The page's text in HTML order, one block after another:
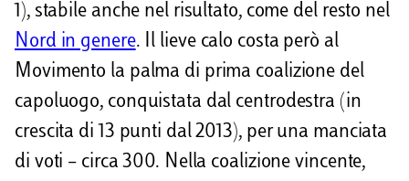
1), stabile anche nel risultato, come del resto nel
Nord in genere. Il lieve calo costa però al
Movimento la palma di prima coalizione del
capoluogo, conquistata dal centrodestra (in
crescita di 13 punti dal 2013), per una manciata
di voti – circa 300. Nella coalizione vincente,